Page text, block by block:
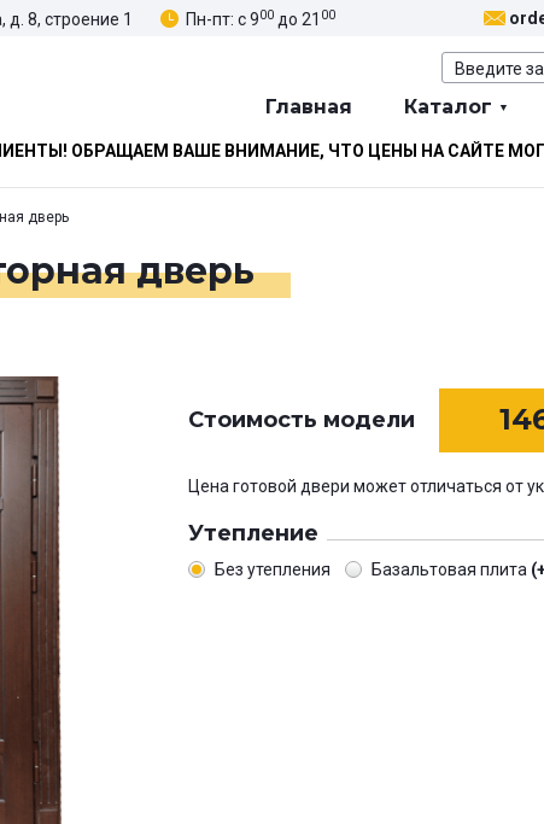
8, строение 1 Пн-пт: с 900 до 21 00
Главная Каталог
ОБРАЩАЕМ ВАШЕ ВНИМАНИЕ, ЧТО ЦЕНЫ НА САЙТЕ
дверь
дверь
Стоимость модели
Цена готовой двери может отличаться от
Утепление
Без утепления Базальтовая плита